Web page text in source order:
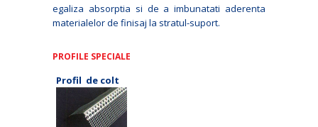
egaliza absorptia si de a imbunatati aderenta
materialelor de finisaj la stratul-suport.
PROFILE SPECIALE
Profil de colt